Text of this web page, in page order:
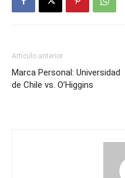
Artículo anterior
Marca Personal: Universidad
de Chile vs. O’Higgins